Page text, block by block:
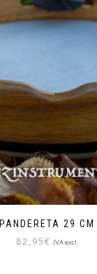
PANDERETA 29 CM
82,95€ IVA excl.